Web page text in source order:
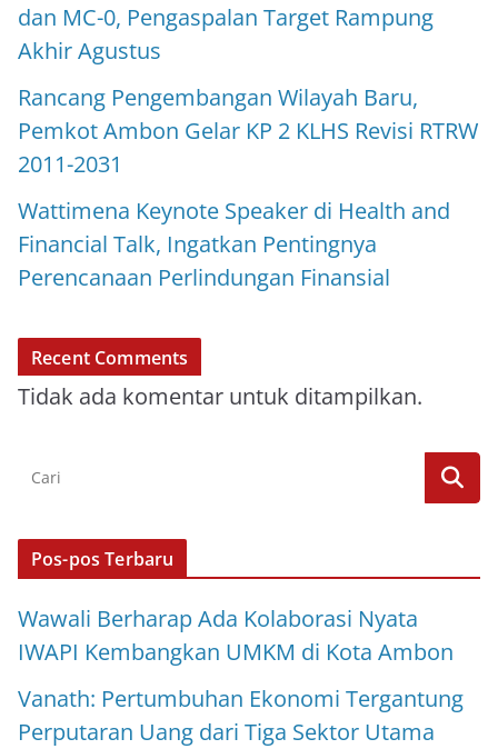
dan MC-0, Pengaspalan Target Rampung
Akhir Agustus
Rancang Pengembangan Wilayah Baru,
Pemkot Ambon Gelar KP 2 KLHS Revisi RTRW
2011-2031
Wattimena Keynote Speaker di Health and
Financial Talk, Ingatkan Pentingnya
Perencanaan Perlindungan Finansial
Recent Comments
Tidak ada komentar untuk ditampilkan.
Pos-pos Terbaru
Wawali Berharap Ada Kolaborasi Nyata
IWAPI Kembangkan UMKM di Kota Ambon
Vanath: Pertumbuhan Ekonomi Tergantung
Perputaran Uang dari Tiga Sektor Utama